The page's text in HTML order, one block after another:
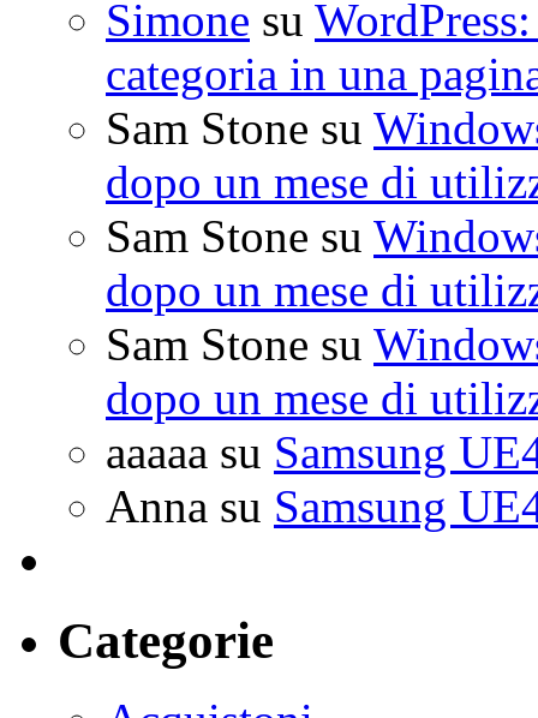
Simone su
categoria in una
Sam Stone su
dopo un mese di
Sam Stone su
dopo un mese di
Sam Stone su
dopo un mese di
aaaaa su Samsung
Anna su Samsung
Categorie